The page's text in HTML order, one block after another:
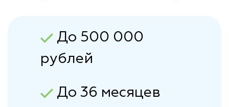
До 500 000
рублей
До 36 месяцев